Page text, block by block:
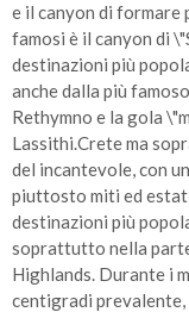
e il canyon di formare
famosi è il canyon di
destinazioni più
anche dalla più
Rethymno e la gola
Lassithi.Crete ma
del incantevole, con
piuttosto miti ed
destinazioni più
soprattutto nella
Highlands. Durante i
centigradi prevalente,